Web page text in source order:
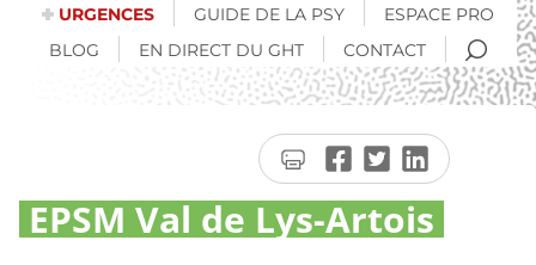
URGENCES GUIDE DE LA PSY
ESPACE PRO
BLOG
EN DIRECT DU GHT CONTACT
EPSM Val de Lys-Artois
Imprimer
la
page
Partager
sur
Facebook
Partager
sur
Twitter
Partager
sur
LinkedIn